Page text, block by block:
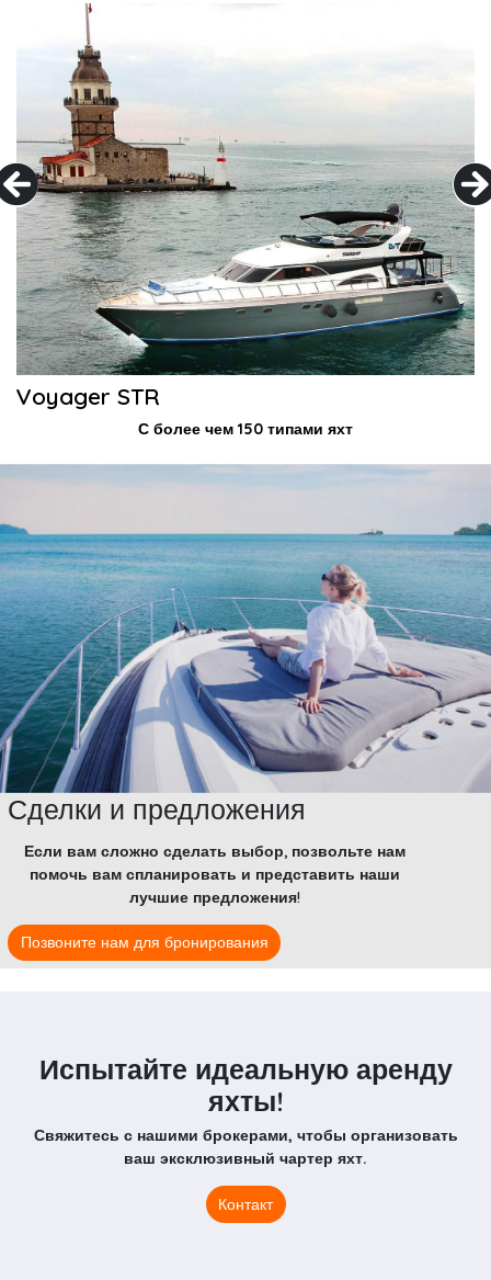
Voyager STR
С более чем 150 типами яхт
Сделки и предложения
Если вам сложно сделать выбор, позвольте нам
помочь вам спланировать и представить наши
лучшие предложения!
Позвоните нам для бронирования
Испытайте идеальную аренду
яхты!
Свяжитесь с нашими брокерами, чтобы организовать
ваш эксклюзивный чартер яхт.
Контакт